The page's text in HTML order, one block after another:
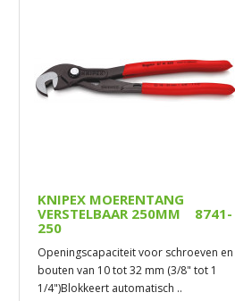
KNIPEX MOERENTANG
VERSTELBAAR 250MM 8741-
250
Openingscapaciteit voor schroeven en
bouten van 10 tot 32 mm (3/8" tot 1
1/4")Blokkeert automatisch ..